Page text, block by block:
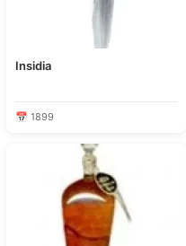
Insidia
📅 1899